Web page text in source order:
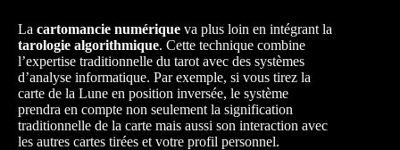
La cartomancie numérique va plus loin en intégrant la
tarologie algorithmique. Cette technique combine
l’expertise traditionnelle du tarot avec des systèmes
d’analyse informatique. Par exemple, si vous tirez la
carte de la Lune en position inversée, le système
prendra en compte non seulement la signification
traditionnelle de la carte mais aussi son interaction avec
les autres cartes tirées et votre profil personnel.